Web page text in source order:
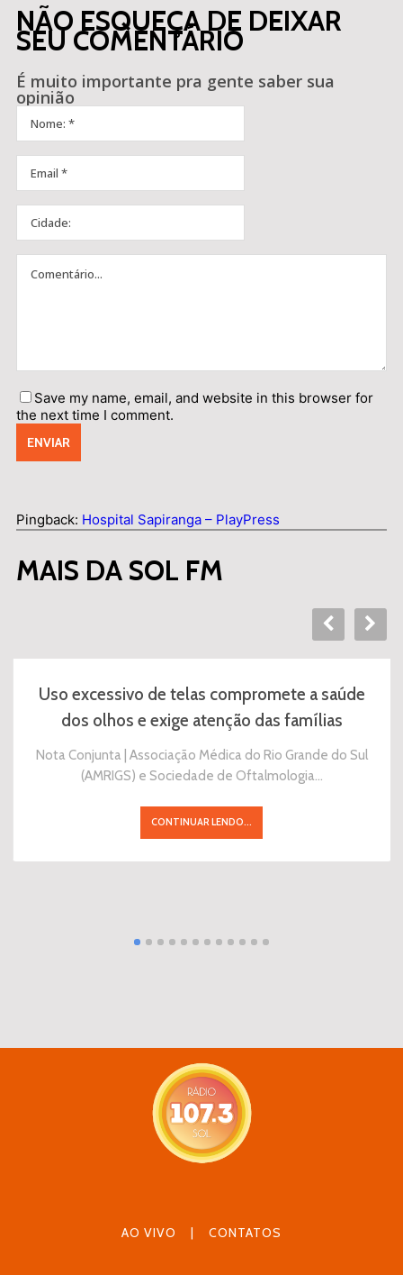
NÃO ESQUEÇA DE DEIXAR
SEU COMENTÁRIO
É muito importante pra gente saber sua
opinião
Save my name, email, and website in this browser for
the next time I comment.
Pingback: Hospital Sapiranga – PlayPress
MAIS DA SOL FM
Uso excessivo de telas compromete a saúde
dos olhos e exige atenção das famílias
Nota Conjunta | Associação Médica do Rio Grande do Sul
(AMRIGS) e Sociedade de Oftalmologia…
CONTINUAR LENDO...
AO VIVO | CONTATOS